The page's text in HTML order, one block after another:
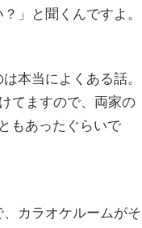
」と聞くんですよ。
本当によくある話。
てますので、 両家の
もあったぐらいで
カラオケルームがそ